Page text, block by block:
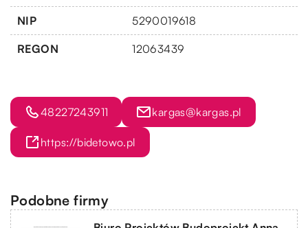
NIP 5290019618
REGON 12063439
48227243911 kargas@kargas.pl
https://bidetowo.pl
Podobne firmy